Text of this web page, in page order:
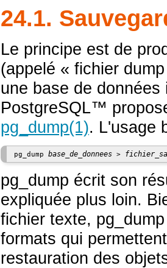
24.1.
Le principe est de
(appelé « fichier dump
une base de
PostgreSQL™
pg_dump(1). L'usage
pg_dump base_de_donnees >
pg_dump écrit son
expliquée plus loin.
fichier texte, pg_dump
formats qui
restauration des